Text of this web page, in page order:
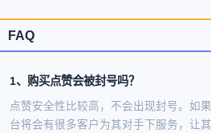
FAQ
1、购买点赞会被封号吗？
点赞安全性比较高，不会出现封号。如
台将会有很多客户为其对手下服务，让